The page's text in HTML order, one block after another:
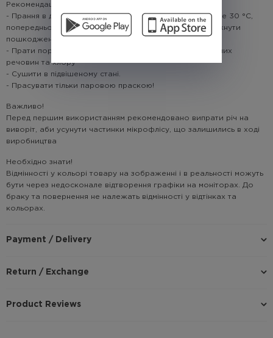
Рекомендації по догляду:
- Прання в делікатному режимі при температурі не вище 30 °C,
попередньо потрібно вивернути річ навиворіт аби уникнути
пошкодження тканини та зовнішнього стану виробу.
- Прати порошком, або гелем без додавання відбілюючих
речовин та хлору
- Сушити в підвішеному стані.
- Прасувати тільки паровою праскою!
Важливо!
Перед першим використанням рекомендовано випрати річ на
виворіт, аби усунути частинки мікрофлісу, що залишились в ході
виробництва
Необхідно знати!
Відмінності у кольорі товару на зображенні і в реальності можуть
бути через недосконале відтворення графіки на моніторах. До
браку та повернення не належать відмінності у відтінках та
кольорах.
Payment / Delivery
Return / Exchange
Product Reviews